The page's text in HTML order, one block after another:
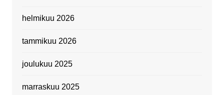
helmikuu 2026
tammikuu 2026
joulukuu 2025
marraskuu 2025